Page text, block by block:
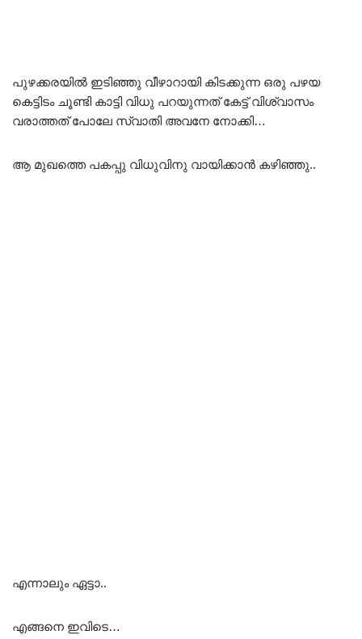
പുഴക്കരയിൽ ഇടിഞ്ഞു വീഴാറായി കിടക്കുന്ന ഒരു പഴയ
കെട്ടിടം ചൂണ്ടി കാട്ടി വിധു പറയുന്നത് കേട്ട് വിശ്വാസം
വരാത്തത് പോലേ സ്വാതി അവനേ നോക്കി…
ആ മുഖത്തെ പകപ്പു വിധുവിനു വായിക്കാൻ കഴിഞ്ഞു..
എന്നാലും ഏട്ടാ..
എങ്ങനെ ഇവിടെ…